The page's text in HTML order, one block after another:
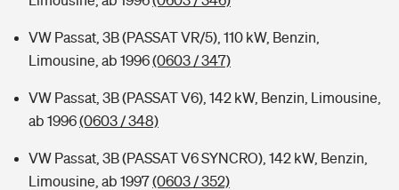
VW Passat, 3B (PASSAT VR/5), 110 kW, Benzin,
Limousine, ab 1996(0603 / 347)
VW Passat, 3B (PASSAT V6), 142 kW, Benzin, Limousine,
ab 1996(0603 / 348)
VW Passat, 3B (PASSAT V6 SYNCRO), 142 kW, Benzin,
Limousine, ab 1997(0603 / 352)